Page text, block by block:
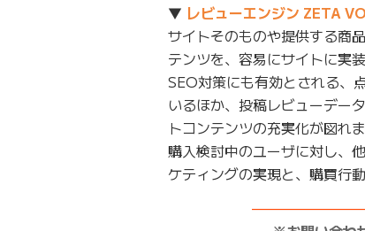
▼ レビューエンジン ZETA
サイトそのものや提供する商
テンツを、容易にサイトに実
SEO対策にも有効とされる、
いるほか、投稿レビューデー
トコンテンツの充実化が図れま
購入検討中のユーザに対し、
ケティングの実現と、購買行